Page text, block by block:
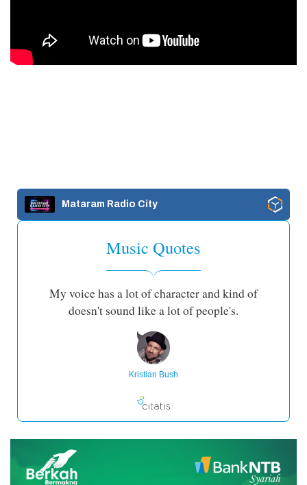
Mataram Radio City
Music Quotes
My voice has a lot of character and kind of
doesn't sound like a lot of people's.
Kristian Bush